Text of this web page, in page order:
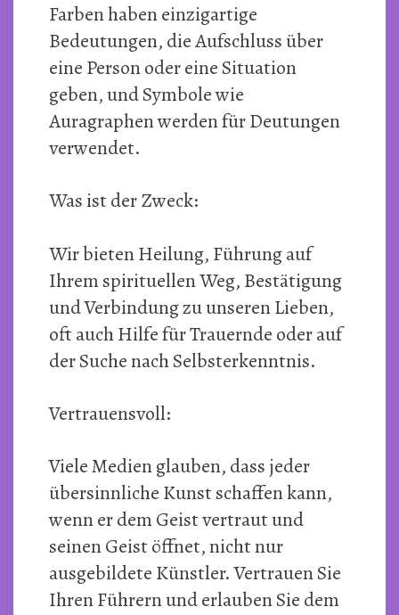
Farben haben einzigartige
Bedeutungen, die Aufschluss über
eine Person oder eine Situation
geben, und Symbole wie
Auragraphen werden für Deutungen
verwendet.
Was ist der Zweck:
Wir bieten Heilung, Führung auf
Ihrem spirituellen Weg, Bestätigung
und Verbindung zu unseren Lieben,
oft auch Hilfe für Trauernde oder auf
der Suche nach Selbsterkenntnis.
Vertrauensvoll:
Viele Medien glauben, dass jeder
übersinnliche Kunst schaffen kann,
wenn er dem Geist vertraut und
seinen Geist öffnet, nicht nur
ausgebildete Künstler. Vertrauen Sie
Ihren Führern und erlauben Sie dem